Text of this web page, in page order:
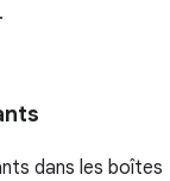
dans les boîtes